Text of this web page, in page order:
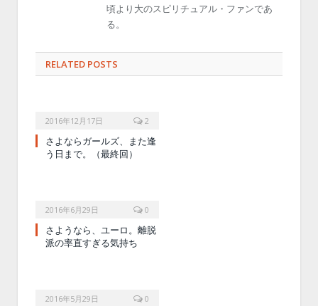
頃より大のスピリチュアル・ファンであ
る。
RELATED POSTS
2016年12月17日 2
さよならガールズ、また逢
う日まで。（最終回）
2016年6月29日 0
さようなら、ユーロ。離脱
派の率直すぎる気持ち
2016年5月29日 0